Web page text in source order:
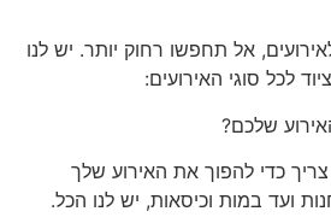
אל תחפשו רחוק יותר. יש לנו
לכל סוגי האירועים:
שלכם?
כדי להפוך את האירוע שלך
ועד במות וכיסאות, יש לנו הכל.